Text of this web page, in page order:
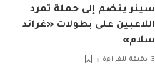
سينر ينضم إلى حملة تمرد
اللاعبين على بطولات «غراند
سلام»
3 دقيقة للقراءة